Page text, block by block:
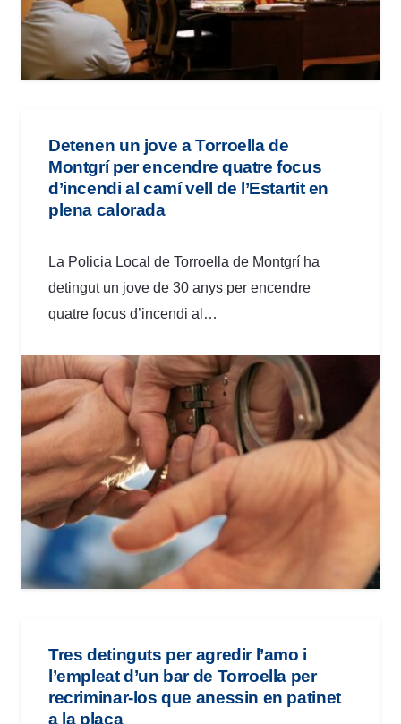
Detenen un jove a Torroella de
Montgrí per encendre quatre focus
d’incendi al camí vell de l’Estartit en
plena calorada
La Policia Local de Torroella de Montgrí ha
detingut un jove de 30 anys per encendre
quatre focus d’incendi al…
Tres detinguts per agredir l’amo i
l’empleat d’un bar de Torroella per
recriminar-los que anessin en patinet
a la plaça